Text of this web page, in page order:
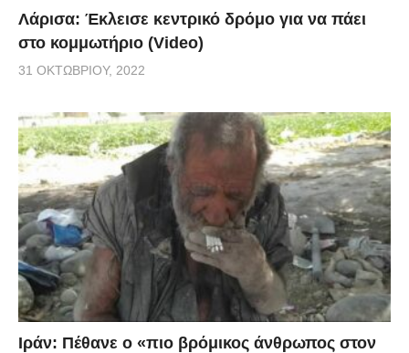
Λάρισα: Έκλεισε κεντρικό δρόμο για να πάει
στο κομμωτήριο (Video)
31 ΟΚΤΩΒΡΊΟΥ, 2022
Ιράν: Πέθανε ο «πιο βρόμικος άνθρωπος στον